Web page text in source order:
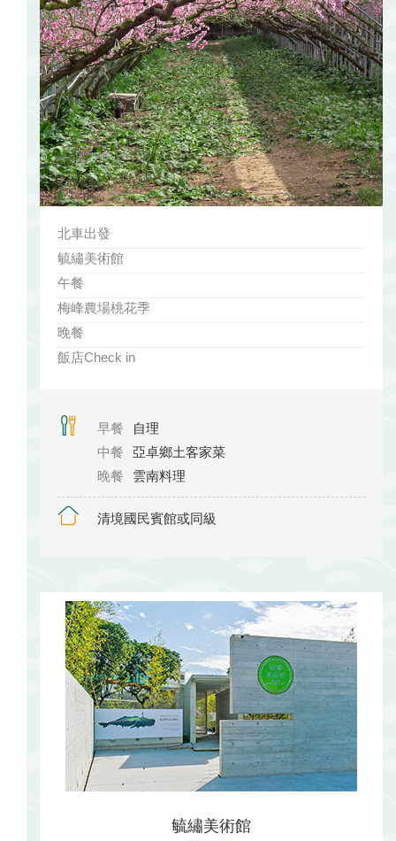
北車出發
毓繡美術館
午餐
梅峰農場桃花季
晚餐
飯店Check in
早餐
自理
中餐
亞卓鄉土客家菜
晚餐
雲南料理
清境國民賓館或同級
毓繡美術館